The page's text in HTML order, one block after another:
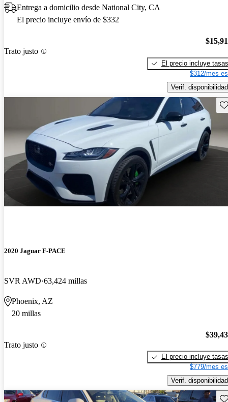
Entrega a domicilio desde National City, CA
El precio incluye envío de $332
Trato justo
El precio incluye tasas
$312/mes
Verif. disponibilidad
2020 Jaguar F-PACE
SVR AWD 63,424 millas
Phoenix, AZ
20 millas
Trato justo
El precio incluye tasas
$779/mes
Verif. disponibilidad